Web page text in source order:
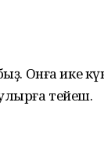
Онға ике
тейеш.